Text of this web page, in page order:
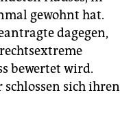
gewohnt hat.
dagegen,
bewertet wird.
sich ihren